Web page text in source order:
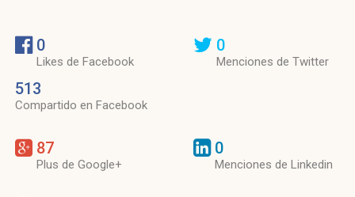
0
Likes de Facebook
513
Compartido en Facebook
0
Menciones de Twitter
87
Plus de Google+
0
Menciones de Linkedin